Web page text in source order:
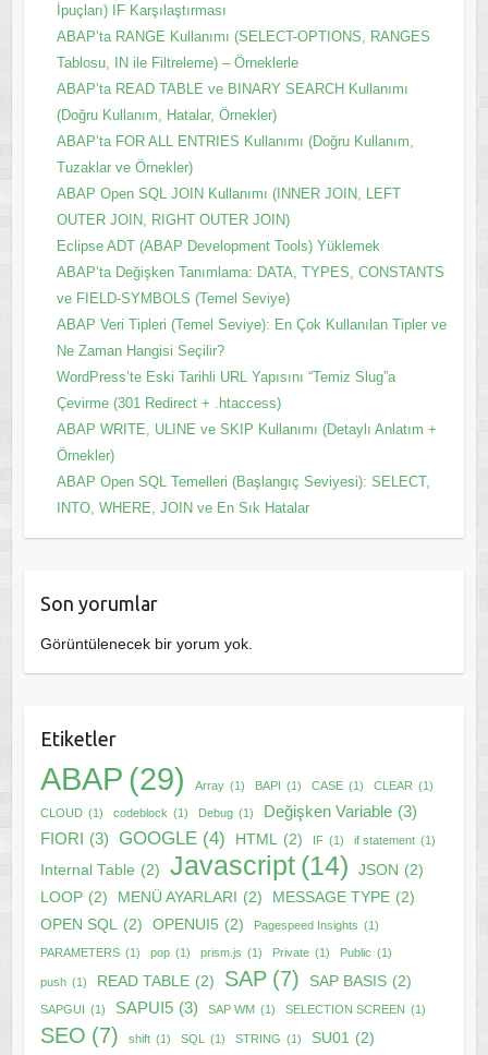
İpuçları) IF Karşılaştırması
ABAP’ta RANGE Kullanımı (SELECT-OPTIONS, RANGES
Tablosu, IN ile Filtreleme) – Örneklerle
ABAP’ta READ TABLE ve BINARY SEARCH Kullanımı
(Doğru Kullanım, Hatalar, Örnekler)
ABAP’ta FOR ALL ENTRIES Kullanımı (Doğru Kullanım,
Tuzaklar ve Örnekler)
ABAP Open SQL JOIN Kullanımı (INNER JOIN, LEFT
OUTER JOIN, RIGHT OUTER JOIN)
Eclipse ADT (ABAP Development Tools) Yüklemek
ABAP’ta Değişken Tanımlama: DATA, TYPES, CONSTANTS
ve FIELD-SYMBOLS (Temel Seviye)
ABAP Veri Tipleri (Temel Seviye): En Çok Kullanılan Tipler ve
Ne Zaman Hangisi Seçilir?
WordPress’te Eski Tarihli URL Yapısını “Temiz Slug”a
Çevirme (301 Redirect + .htaccess)
ABAP WRITE, ULINE ve SKIP Kullanımı (Detaylı Anlatım +
Örnekler)
ABAP Open SQL Temelleri (Başlangıç Seviyesi): SELECT,
INTO, WHERE, JOIN ve En Sık Hatalar
Son yorumlar
Görüntülenecek bir yorum yok.
Etiketler
ABAP (29) Array (1) BAPI (1) CASE (1) CLEAR (1)
CLOUD (1) codeblock (1) Debug (1) Değişken Variable (3)
FIORI (3) GOOGLE (4) HTML (2) IF (1) if statement (1)
Internal Table (2) Javascript (14) JSON (2)
LOOP (2) MENÜ AYARLARI (2) MESSAGE TYPE (2)
OPEN SQL
(2) OPENUI5 (2) Pagespeed Insights (1)
PARAMETERS (1) pop (1) prism.js (1) Private (1) Public (1)
push (1) READ TABLE (2) SAP (7) SAP BASIS (2)
SAPGUI (1) SAPUI5 (3) SAP WM (1) SELECTION SCREEN (1)
SEO (7) shift (1) SQL (1) STRING (1) SU01 (2)